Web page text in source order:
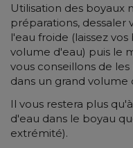
Utilisation des boyaux
préparations,
l'eau froide (laissez
volume d'eau) puis le
vous conseillons de
dans un grand volume
Il vous restera plus
d'eau dans le boyau
extrémité).